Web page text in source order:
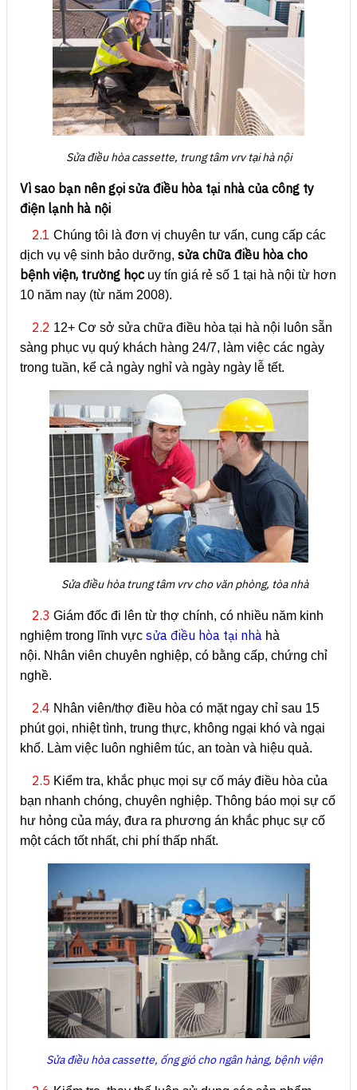
Sửa điều hòa cassette, trung tâm vrv tại hà nội
Vì sao bạn nên gọi sửa điều hòa tại nhà của công ty
điện lạnh hà nội
2.1 Chúng tôi là đơn vị chuyên tư vấn, cung cấp các
dịch vụ vệ sinh bảo dưỡng, sửa chữa điều hòa cho
bệnh viện, trường họcuy tín giá rẻ số 1 tại hà nội từ hơn
10 năm nay (từ năm 2008).
2.2 12+ Cơ sở sửa chữa điều hòa tại hà nội luôn sẵn
sàng phục vụ quý khách hàng 24/7, làm việc các ngày
trong tuần, kể cả ngày nghỉ và ngày ngày lễ tết.
Sửa điều hòa trung tâm vrv cho văn phòng, tòa nhà
2.3 Giám đốc đi lên từ thợ chính, có nhiều năm kinh
nghiệm trong lĩnh vực sửa điều hòa tại nhà hà
nội. Nhân viên chuyên nghiệp, có bằng cấp, chứng chỉ
nghề.
2.4 Nhân viên/thợ điều hòa có mặt ngay chỉ sau 15
phút gọi, nhiệt tình, trung thực, không ngại khó và ngại
khổ. Làm việc luôn nghiêm túc, an toàn và hiệu quả.
2.5 Kiểm tra, khắc phục mọi sự cố máy điều hòa của
bạn nhanh chóng, chuyên nghiệp. Thông báo mọi sự cố
hư hỏng của máy, đưa ra phương án khắc phục sự cố
một cách tốt nhất, chi phí thấp nhất.
Sửa điều hòa cassette, ống gió cho ngân hàng, bệnh viện